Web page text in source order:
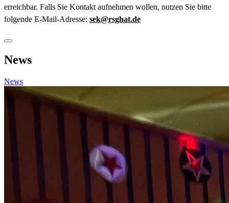
erreichbar. Falls Sie Kontakt aufnehmen wollen, nutzen Sie bitte
folgende E-Mail-Adresse: sek@rsghat.de
News
News